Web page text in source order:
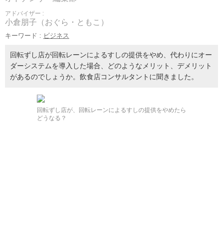
アドバイザー :
小倉朋子（おぐら・ともこ）
キーワード : ビジネス
回転ずし店が回転レーンによるすしの提供をやめ、代わりにオー
ダーシステムを導入した場合、どのようなメリット、デメリット
があるのでしょうか。飲食店コンサルタントに聞きました。
回転ずし店が、回転レーンによるすしの提供をやめたら
どうなる？